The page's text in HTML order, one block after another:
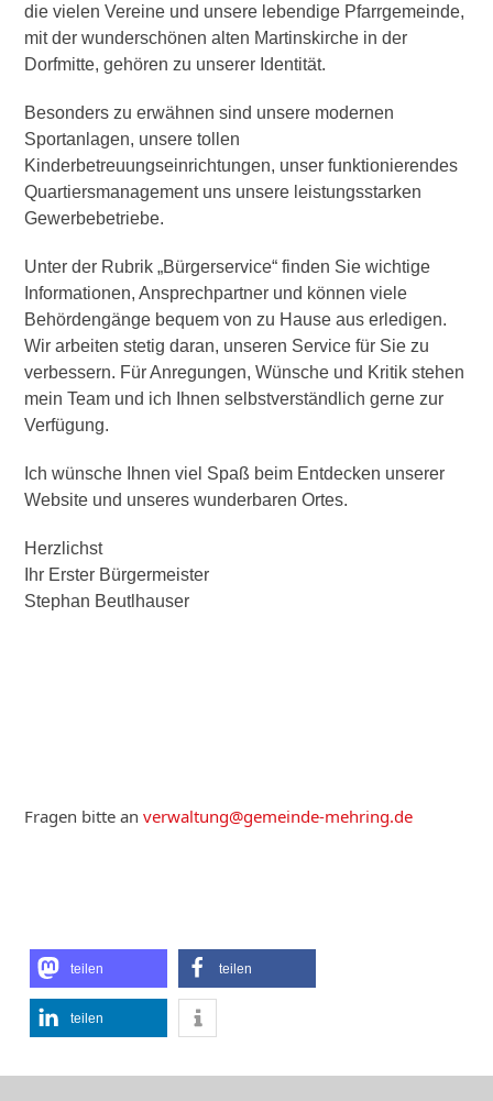
die vielen Vereine und unsere lebendige Pfarrgemeinde,
mit der wunderschönen alten Martinskirche in der
Dorfmitte, gehören zu unserer Identität.
Besonders zu erwähnen sind unsere modernen
Sportanlagen, unsere tollen
Kinderbetreuungseinrichtungen, unser funktionierendes
Quartiersmanagement uns unsere leistungsstarken
Gewerbebetriebe.
Unter der Rubrik „Bürgerservice“ finden Sie wichtige
Informationen, Ansprechpartner und können viele
Behördengänge bequem von zu Hause aus erledigen.
Wir arbeiten stetig daran, unseren Service für Sie zu
verbessern. Für Anregungen, Wünsche und Kritik stehen
mein Team und ich Ihnen selbstverständlich gerne zur
Verfügung.
Ich wünsche Ihnen viel Spaß beim Entdecken unserer
Website und unseres wunderbaren Ortes.
Herzlichst
Ihr Erster Bürgermeister
Stephan Beutlhauser
Fragen bitte anverwaltung@gemeinde-mehring.de
teilen teilen
teilen